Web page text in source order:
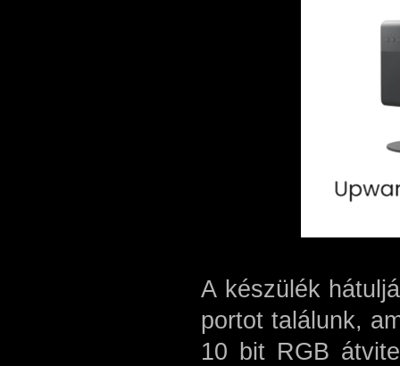
A készülék
portot találunk,
10 bit RGB